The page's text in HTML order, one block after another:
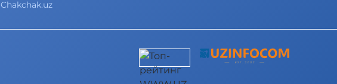
Chakchak.uz